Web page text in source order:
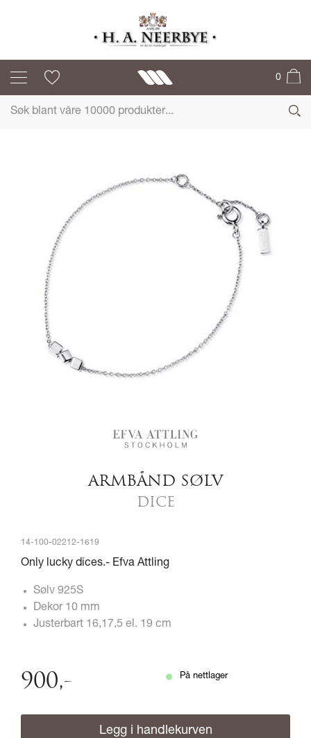
0
ARMBÅND SØLV
DICE
14-100-02212-1619
Only lucky dices.- Efva Attling
Sølv 925S
Dekor 10 mm
Justerbart 16,17,5 el. 19 cm
900,- På nettlager
Legg i handlekurven
EFVA ATTLING